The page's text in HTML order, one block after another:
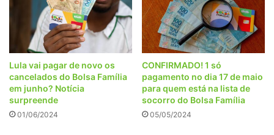
Lula vai pagar de novo os
cancelados do Bolsa Família
em junho? Notícia
surpreende
01/06/2024
CONFIRMADO! 1 só
pagamento no dia 17 de maio
para quem está na lista de
socorro do Bolsa Família
05/05/2024